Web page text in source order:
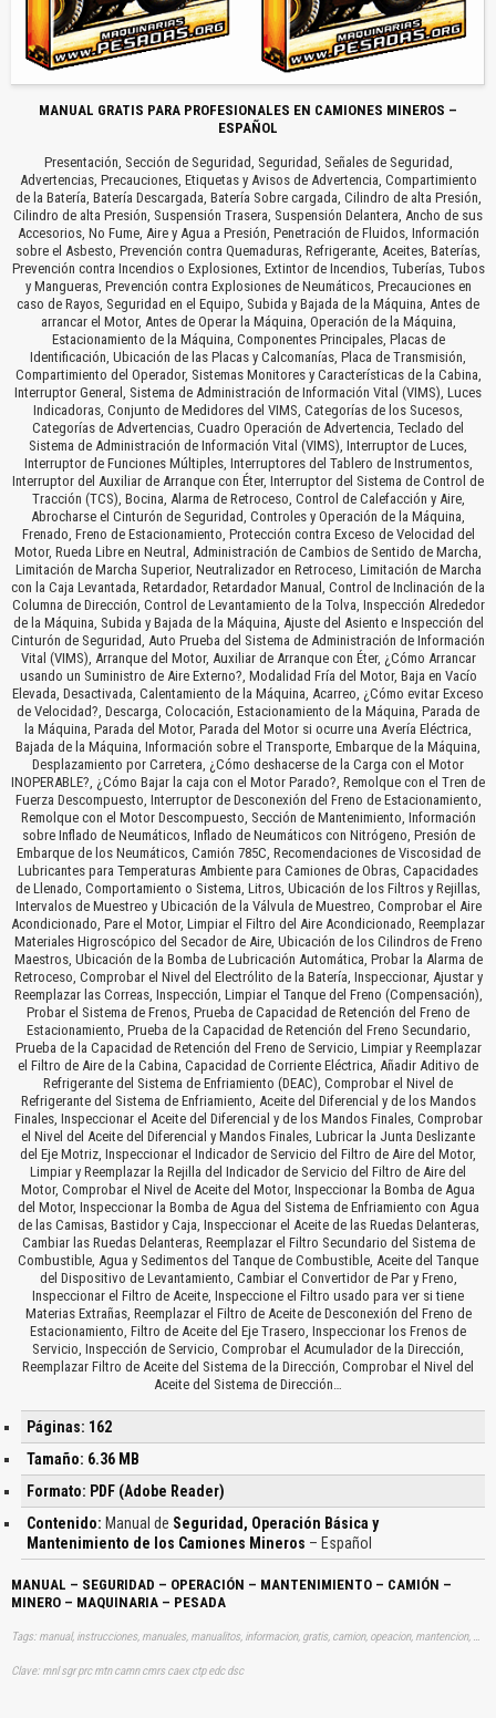
MANUAL GRATIS PARA PROFESIONALES EN CAMIONES MINEROS –
ESPAÑOL
Presentación, Sección de Seguridad, Seguridad, Señales de Seguridad,
Advertencias, Precauciones, Etiquetas y Avisos de Advertencia, Compartimiento
de la Batería, Batería Descargada, Batería Sobre cargada, Cilindro de alta Presión,
Cilindro de alta Presión, Suspensión Trasera, Suspensión Delantera, Ancho de sus
Accesorios, No Fume, Aire y Agua a Presión, Penetración de Fluidos, Información
sobre el Asbesto, Prevención contra Quemaduras, Refrigerante, Aceites, Baterías,
Prevención contra Incendios o Explosiones, Extintor de Incendios, Tuberías, Tubos
y Mangueras, Prevención contra Explosiones de Neumáticos, Precauciones en
caso de Rayos, Seguridad en el Equipo, Subida y Bajada de la Máquina, Antes de
arrancar el Motor, Antes de Operar la Máquina, Operación de la Máquina,
Estacionamiento de la Máquina, Componentes Principales, Placas de
Identificación, Ubicación de las Placas y Calcomanías, Placa de Transmisión,
Compartimiento del Operador, Sistemas Monitores y Características de la Cabina,
Interruptor General, Sistema de Administración de Información Vital (VIMS), Luces
Indicadoras, Conjunto de Medidores del VIMS, Categorías de los Sucesos,
Categorías de Advertencias, Cuadro Operación de Advertencia, Teclado del
Sistema de Administración de Información Vital (VIMS), Interruptor de Luces,
Interruptor de Funciones Múltiples, Interruptores del Tablero de Instrumentos,
Interruptor del Auxiliar de Arranque con Éter, Interruptor del Sistema de Control de
Tracción (TCS), Bocina, Alarma de Retroceso, Control de Calefacción y Aire,
Abrocharse el Cinturón de Seguridad, Controles y Operación de la Máquina,
Frenado, Freno de Estacionamiento, Protección contra Exceso de Velocidad del
Motor, Rueda Libre en Neutral, Administración de Cambios de Sentido de Marcha,
Limitación de Marcha Superior, Neutralizador en Retroceso, Limitación de Marcha
con la Caja Levantada, Retardador, Retardador Manual, Control de Inclinación de la
Columna de Dirección, Control de Levantamiento de la Tolva, Inspección Alrededor
de la Máquina, Subida y Bajada de la Máquina, Ajuste del Asiento e Inspección del
Cinturón de Seguridad, Auto Prueba del Sistema de Administración de Información
Vital (VIMS), Arranque del Motor, Auxiliar de Arranque con Éter, ¿Cómo Arrancar
usando un Suministro de Aire Externo?, Modalidad Fría del Motor, Baja en Vacío
Elevada, Desactivada, Calentamiento de la Máquina, Acarreo, ¿Cómo evitar Exceso
de Velocidad?, Descarga, Colocación, Estacionamiento de la Máquina, Parada de
la Máquina, Parada del Motor, Parada del Motor si ocurre una Avería Eléctrica,
Bajada de la Máquina, Información sobre el Transporte, Embarque de la Máquina,
Desplazamiento por Carretera, ¿Cómo deshacerse de la Carga con el Motor
INOPERABLE?, ¿Cómo Bajar la caja con el Motor Parado?, Remolque con el Tren de
Fuerza Descompuesto, Interruptor de Desconexión del Freno de Estacionamiento,
Remolque con el Motor Descompuesto, Sección de Mantenimiento, Información
sobre Inflado de Neumáticos, Inflado de Neumáticos con Nitrógeno, Presión de
Embarque de los Neumáticos, Camión 785C, Recomendaciones de Viscosidad de
Lubricantes para Temperaturas Ambiente para Camiones de Obras, Capacidades
de Llenado, Comportamiento o Sistema, Litros, Ubicación de los Filtros y Rejillas,
Intervalos de Muestreo y Ubicación de la Válvula de Muestreo, Comprobar el Aire
Acondicionado, Pare el Motor, Limpiar el Filtro del Aire Acondicionado, Reemplazar
Materiales Higroscópico del Secador de Aire, Ubicación de los Cilindros de Freno
Maestros, Ubicación de la Bomba de Lubricación Automática, Probar la Alarma de
Retroceso, Comprobar el Nivel del Electrólito de la Batería, Inspeccionar, Ajustar y
Reemplazar las Correas, Inspección, Limpiar el Tanque del Freno (Compensación),
Probar el Sistema de Frenos, Prueba de Capacidad de Retención del Freno de
Estacionamiento, Prueba de la Capacidad de Retención del Freno Secundario,
Prueba de la Capacidad de Retención del Freno de Servicio, Limpiar y Reemplazar
el Filtro de Aire de la Cabina, Capacidad de Corriente Eléctrica, Añadir Aditivo de
Refrigerante del Sistema de Enfriamiento (DEAC), Comprobar el Nivel de
Refrigerante del Sistema de Enfriamiento, Aceite del Diferencial y de los Mandos
Finales, Inspeccionar el Aceite del Diferencial y de los Mandos Finales, Comprobar
el Nivel del Aceite del Diferencial y Mandos Finales, Lubricar la Junta Deslizante
del Eje Motriz, Inspeccionar el Indicador de Servicio del Filtro de Aire del Motor,
Limpiar y Reemplazar la Rejilla del Indicador de Servicio del Filtro de Aire del
Motor, Comprobar el Nivel de Aceite del Motor, Inspeccionar la Bomba de Agua
del Motor, Inspeccionar la Bomba de Agua del Sistema de Enfriamiento con Agua
de las Camisas, Bastidor y Caja, Inspeccionar el Aceite de las Ruedas Delanteras,
Cambiar las Ruedas Delanteras, Reemplazar el Filtro Secundario del Sistema de
Combustible, Agua y Sedimentos del Tanque de Combustible, Aceite del Tanque
del Dispositivo de Levantamiento, Cambiar el Convertidor de Par y Freno,
Inspeccionar el Filtro de Aceite, Inspeccione el Filtro usado para ver si tiene
Materias Extrañas, Reemplazar el Filtro de Aceite de Desconexión del Freno de
Estacionamiento, Filtro de Aceite del Eje Trasero, Inspeccionar los Frenos de
Servicio, Inspección de Servicio, Comprobar el Acumulador de la Dirección,
Reemplazar Filtro de Aceite del Sistema de la Dirección, Comprobar el Nivel del
Aceite del Sistema de Dirección…
Páginas: 162
Tamaño: 6.36 MB
Formato: PDF (Adobe Reader)
Contenido: Manual de Seguridad, Operación Básica y
Mantenimiento de los Camiones Mineros – Español
MANUAL – SEGURIDAD – OPERACIÓN – MANTENIMIENTO – CAMIÓN –
MINERO – MAQUINARIA – PESADA
Tags: manual, instrucciones, manuales, manualitos, informacion, gratis, camion, opeacion, mantencion, manteniendo, mineria, aprender, descargas
Clave: mnl sgr prc mtn camn cmrs caex ctp edc dsc